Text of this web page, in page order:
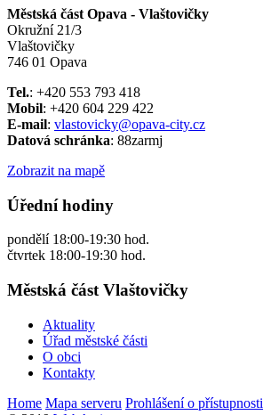
Městská část Opava - Vlaštovičky
Okružní 21/3
Vlaštovičky
746 01 Opava
Tel.: +420 553 793 418
Mobil: +420 604 229 422
E-mail: vlastovicky@opava-city.cz
Datová schránka: 88zarmj
Zobrazit na mapě
Úřední hodiny
pondělí 18:00-19:30 hod.
čtvrtek 18:00-19:30 hod.
Městská část Vlaštovičky
Aktuality
Úřad městské části
O obci
Kontakty
Home Mapa serveru Prohlášení o přístupnosti